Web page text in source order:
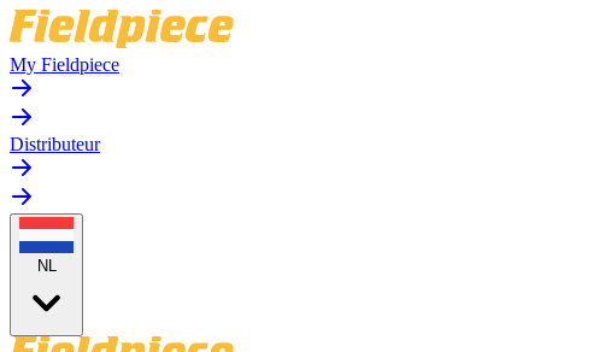
My Fieldpiece
Distributeur
NL